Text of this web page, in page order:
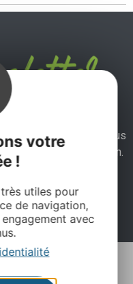
votre
!
utiles pour
de navigation,
avec
et laissez-vous
votre séjour en Aveyron.